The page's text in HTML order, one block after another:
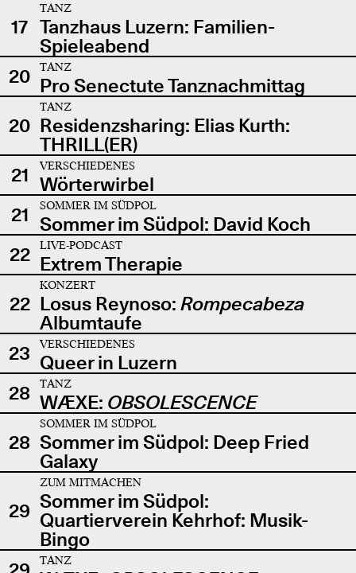
17
TANZ
Tanzhaus Luzern: Familien-
Spieleabend
20
TANZ
Pro Senectute Tanznachmittag
20
TANZ
Residenzsharing: Elias Kurth:
THRILL(ER)
21
VERSCHIEDENES
Wörterwirbel
21
SOMMER IM SÜDPOL
Sommer im Südpol: David Koch
22
LIVE-PODCAST
Extrem Therapie
22
KONZERT
Losus Reynoso: Rompecabeza
Albumtaufe
23
VERSCHIEDENES
Queer in Luzern
28
TANZ
WÆXE: OBSOLESCENCE
28
SOMMER IM SÜDPOL
Sommer im Südpol: Deep Fried
Galaxy
29
ZUM MITMACHEN
Sommer im Südpol:
Quartierverein Kehrhof: Musik-
Bingo
TANZ